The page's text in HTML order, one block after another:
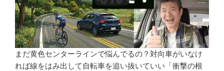
まだ黄色センターラインで悩んでるの？対向車がいなけ
れば線をはみ出して自転車を追い抜いていい「衝撃の根